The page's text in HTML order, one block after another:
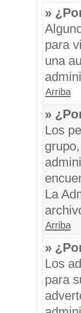
»
para
una
Arriba
»
Los
La
Arriba
»
Los
para